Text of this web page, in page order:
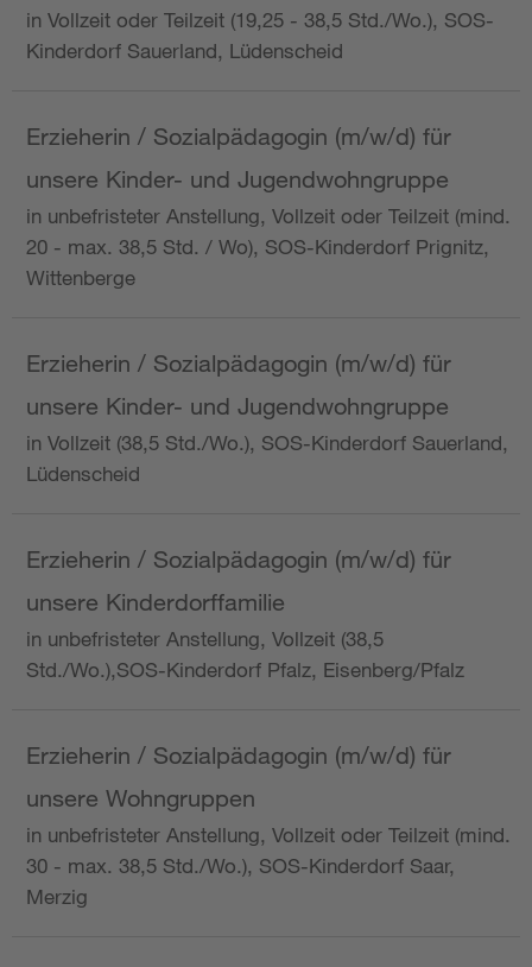
in Vollzeit oder Teilzeit (19,25 - 38,5 Std./Wo.), SOS-
Kinderdorf Sauerland, Lüdenscheid
Erzieherin / Sozialpädagogin (m/w/d) für
unsere Kinder- und Jugendwohngruppe
in unbefristeter Anstellung, Vollzeit oder Teilzeit (mind.
20 - max. 38,5 Std. / Wo), SOS-Kinderdorf Prignitz,
Wittenberge
Erzieherin / Sozialpädagogin (m/w/d) für
unsere Kinder- und Jugendwohngruppe
in Vollzeit (38,5 Std./Wo.), SOS-Kinderdorf Sauerland,
Lüdenscheid
Erzieherin / Sozialpädagogin (m/w/d) für
unsere Kinderdorffamilie
in unbefristeter Anstellung, Vollzeit (38,5
Std./Wo.),SOS-Kinderdorf Pfalz, Eisenberg/Pfalz
Erzieherin / Sozialpädagogin (m/w/d) für
unsere Wohngruppen
in unbefristeter Anstellung, Vollzeit oder Teilzeit (mind.
30 - max. 38,5 Std./Wo.), SOS-Kinderdorf Saar,
Merzig